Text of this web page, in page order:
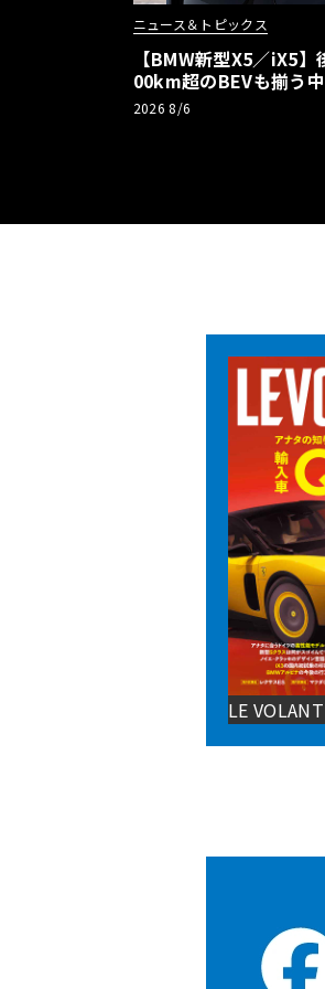
ニュース＆トピックス
【BMW新型X5／iX5
00km超のBEVも揃う
2026 8/6
LE